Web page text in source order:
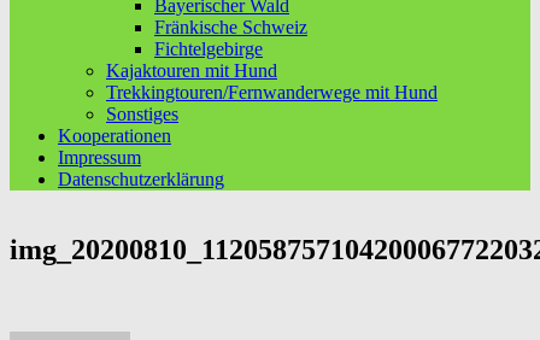
Bayerischer Wald
Fränkische Schweiz
Fichtelgebirge
Kajaktouren mit Hund
Trekkingtouren/Fernwanderwege mit Hund
Sonstiges
Kooperationen
Impressum
Datenschutzerklärung